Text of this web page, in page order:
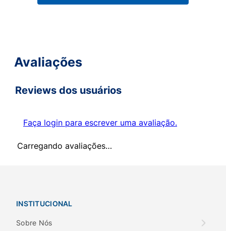
Avaliações
Reviews dos usuários
Faça login para escrever uma avaliação.
Carregando avaliações…
INSTITUCIONAL
Sobre Nós